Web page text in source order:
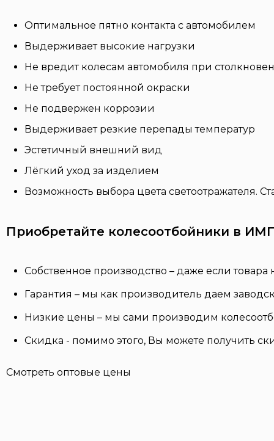
Оптимальное пятно контакта с автомобилем
Выдерживает высокие нагрузки
Не вредит колесам автомобиля при
Не требует постоянной окраски
Не подвержен коррозии
Выдерживает резкие перепады температур
Эстетичный внешний вид
Лёгкий уход за изделием
Возможность выбора цвета светоотражателя.
Приобретайте колесоотбойники в
Собственное производство – даже если
Гарантия – мы как производитель даем
Низкие цены – мы сами производим
Скидка - помимо этого, Вы можете получить
Смотреть оптовые цены